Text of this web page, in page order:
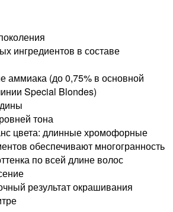
ингредиентов в составе
аммиака (до 0,75% в основной
Special Blondes)
тона
цвета: длинные хромофорные
обеспечивают многогранность
по всей длине волос
результат окрашивания